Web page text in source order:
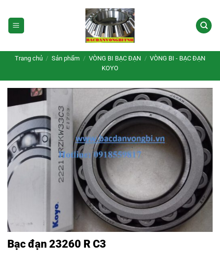
qua
nội
Trang chủ / Sản phẩm / VÒNG BI BẠC ĐẠN / VÒNG BI - BẠC ĐẠN
KOYO
Bạc đạn 23260 R C3